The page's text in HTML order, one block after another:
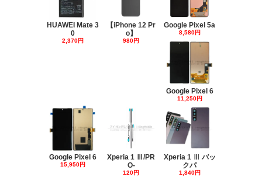
HUAWEI Mate 3
0
2,370円
【iPhone 12 Pr
o】
980円
Google Pixel 5a
8,580円
Google Pixel 6
11,250円
Google Pixel 6
15,950円
Xperia 1 Ⅲ/PR
O-
120円
Xperia 1 Ⅲ バッ
クパ
1,840円